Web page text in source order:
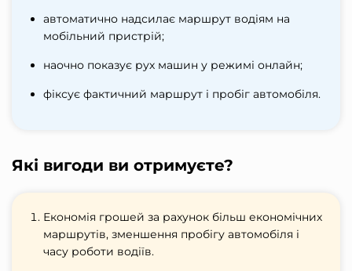
автоматично надсилає маршрут водіям на
мобільний пристрій;
наочно показує рух машин у режимі онлайн;
фіксує фактичний маршрут і пробіг автомобіля.
Які вигоди ви отримуєте?
Економія грошей за рахунок більш економічних
маршрутів, зменшення пробігу автомобіля і
часу роботи водіїв.